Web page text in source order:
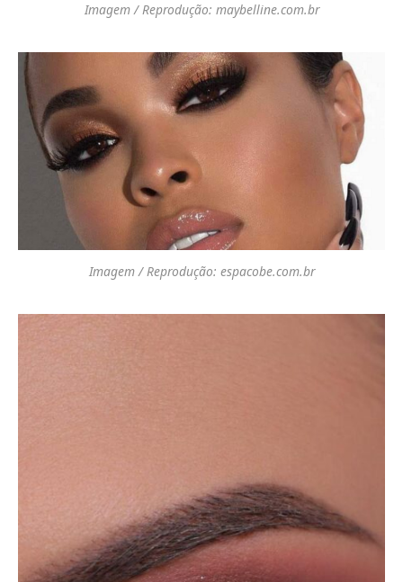
Imagem / Reprodução: maybelline.com.br
Imagem / Reprodução: espacobe.com.br